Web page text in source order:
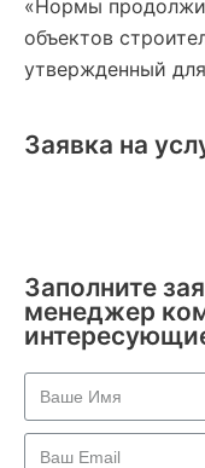
«Нормы
объектов
утвержденный
Заявка на
Заполните
менеджер